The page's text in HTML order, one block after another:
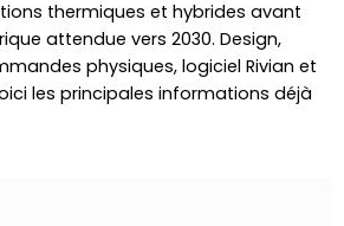
thermiques et hybrides avant
attendue vers 2030. Design,
physiques, logiciel Rivian et
les principales informations déjà